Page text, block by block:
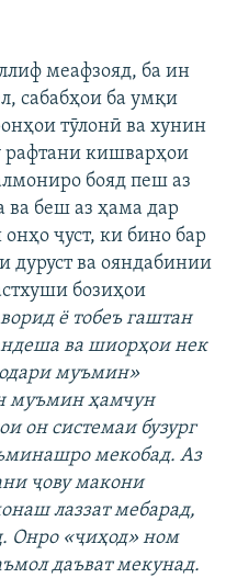
меафзояд, ба ин
сабабҳои ба умқи
тӯлонӣ ва хунин
рафтани кишварҳои
бояд пеш аз
ва беш аз ҳама дар
онҳо ҷуст, ки бино бар
ва ояндабинии
бозиҳои
ё тобеъ гаштан
ва шиорҳои нек
муъмин»
муъмин ҳамчун
он системаи бузург
мекобад. Аз
ҷову макони
лаззат мебарад,
Онро «ҷиҳод» ном
даъват мекунад.